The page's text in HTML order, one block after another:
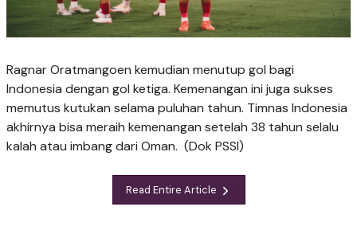
Ragnar Oratmangoen kemudian menutup gol bagi
Indonesia dengan gol ketiga. Kemenangan ini juga sukses
memutus kutukan selama puluhan tahun. Timnas Indonesia
akhirnya bisa meraih kemenangan setelah 38 tahun selalu
kalah atau imbang dari Oman. (Dok PSSI)
Read Entire Article